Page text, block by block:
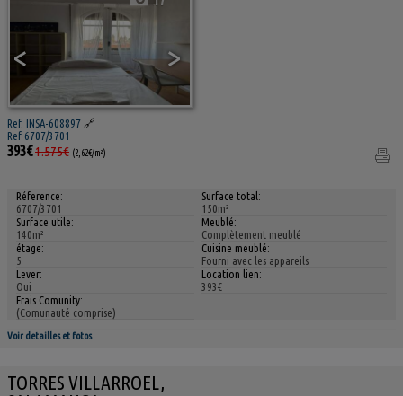
< >
Ref. INSA-608897 🔗
Ref 6707/3701
393€1.575€ (2,62€/m²)
Réference:
6707/3701
Surface total:
150m²
Surface utile:
140m²
Meublé:
Complètement meublé
étage:
5
Cuisine meublé:
Fourni avec les appareils
Lever:
Oui
Location lien:
393€
Frais Comunity:
(Comunauté comprise)
Voir detailles et fotos
TORRES VILLARROEL,